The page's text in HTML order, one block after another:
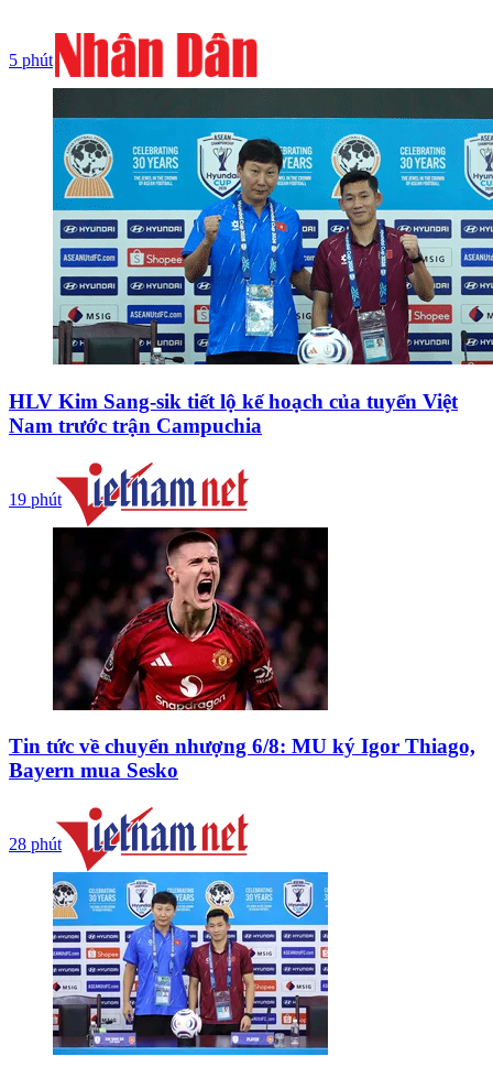
5 phút
HLV Kim Sang-sik tiết lộ kế hoạch của tuyển Việt
Nam trước trận Campuchia
19 phút
Tin tức về chuyển nhượng 6/8: MU ký Igor Thiago,
Bayern mua Sesko
28 phút